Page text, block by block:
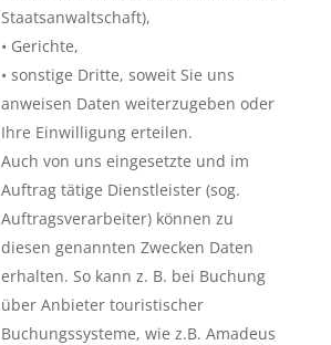
Staatsanwaltschaft),
• Gerichte,
• sonstige Dritte, soweit Sie uns
anweisen Daten weiterzugeben oder
Ihre Einwilligung erteilen.
Auch von uns eingesetzte und im
Auftrag tätige Dienstleister (sog.
Auftragsverarbeiter) können zu
diesen genannten Zwecken Daten
erhalten. So kann z. B. bei Buchung
über Anbieter touristischer
Buchungssysteme, wie z.B. Amadeus